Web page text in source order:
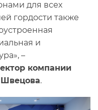
для всех
гордости также
и
–
компании
.